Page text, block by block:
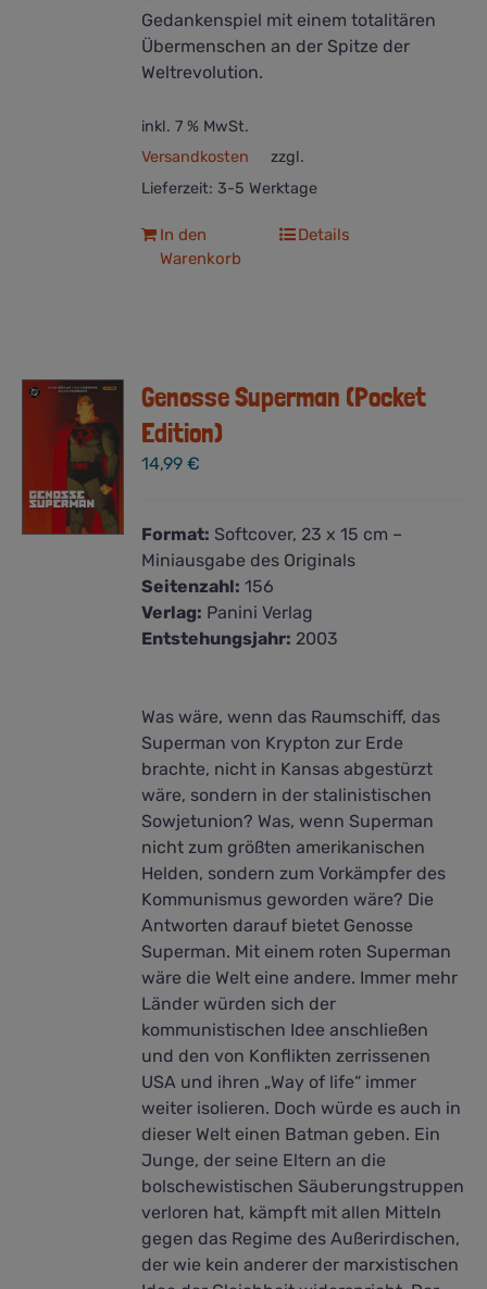
Gedankenspiel mit einem totalitären
Übermenschen an der Spitze der
Weltrevolution.
inkl. 7 % MwSt.
zzgl.
Versandkosten
Lieferzeit: 3-5 Werktage
In den
Warenkorb
Details
Genosse Superman (Pocket
Edition)
14,99€
Format: Softcover, 23 x 15 cm –
Miniausgabe des Originals
Seitenzahl: 156
Verlag: Panini Verlag
Entstehungsjahr: 2003
Was wäre, wenn das Raumschiff, das
Superman von Krypton zur Erde
brachte, nicht in Kansas abgestürzt
wäre, sondern in der stalinistischen
Sowjetunion? Was, wenn Superman
nicht zum größten amerikanischen
Helden, sondern zum Vorkämpfer des
Kommunismus geworden wäre? Die
Antworten darauf bietet Genosse
Superman. Mit einem roten Superman
wäre die Welt eine andere. Immer mehr
Länder würden sich der
kommunistischen Idee anschließen
und den von Konflikten zerrissenen
USA und ihren „Way of life“ immer
weiter isolieren. Doch würde es auch in
dieser Welt einen Batman geben. Ein
Junge, der seine Eltern an die
bolschewistischen Säuberungstruppen
verloren hat, kämpft mit allen Mitteln
gegen das Regime des Außerirdischen,
der wie kein anderer der marxistischen